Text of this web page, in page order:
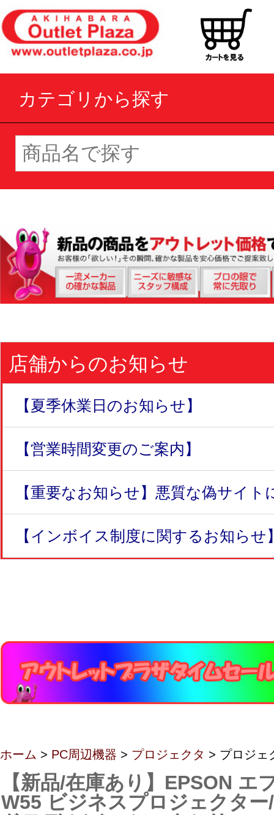
カテゴリから探す
店舗からのお知らせ
【夏季休業日のお知らせ】
【営業時間変更のご案内】
【重要なお知らせ】悪質な偽サイト
【インボイス制度に関するお知らせ
ホーム > PC周辺機器 > プロジェクタ > プロジェ
【新品/在庫あり】EPSON エ
W55 ビジネスプロジェクタ